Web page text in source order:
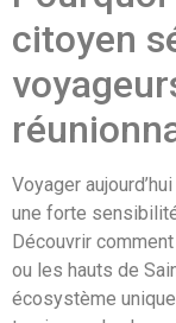
citoyen
Voyager
une forte
Découvrir
ou les hauts de
écosystème